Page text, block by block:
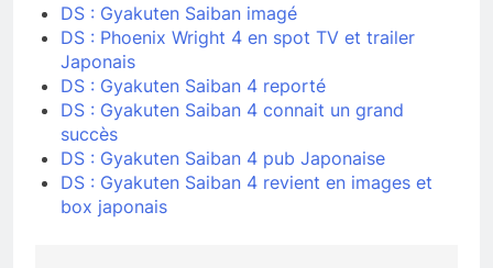
DS : Gyakuten Saiban imagé
DS : Phoenix Wright 4 en spot TV et trailer
Japonais
DS : Gyakuten Saiban 4 reporté
DS : Gyakuten Saiban 4 connait un grand
succès
DS : Gyakuten Saiban 4 pub Japonaise
DS : Gyakuten Saiban 4 revient en images et
box japonais